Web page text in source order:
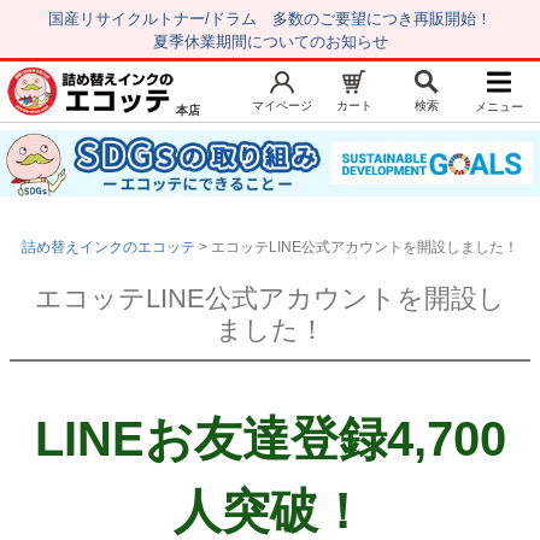
国産リサイクルトナー/ドラム 多数のご要望につき再販開始！
夏季休業期間についてのお知らせ
新規会員登録 マイページ
トップページ お気に入り
注文履歴 レビュー履歴
はじめての方へ
キャノンインク
エプソンインク
本店 マイページ カート 検索 メニュー
詰め替えインクのエコッテ エコッテLINE公式アカウントを開設しました！
エコッテLINE公式アカウントを開設し
ました！
LINEお友達登録4,700
人突破！